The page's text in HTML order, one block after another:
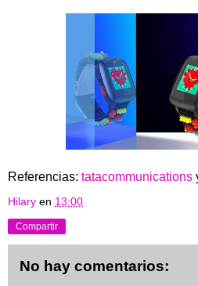
Referencias: tatacommunications
Hilary en 13:00
Compartir
No hay comentarios: